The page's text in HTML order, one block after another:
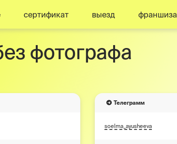
сертификат выезд франшиза
фотографа
Телеграмм
soelma_ayusheeva